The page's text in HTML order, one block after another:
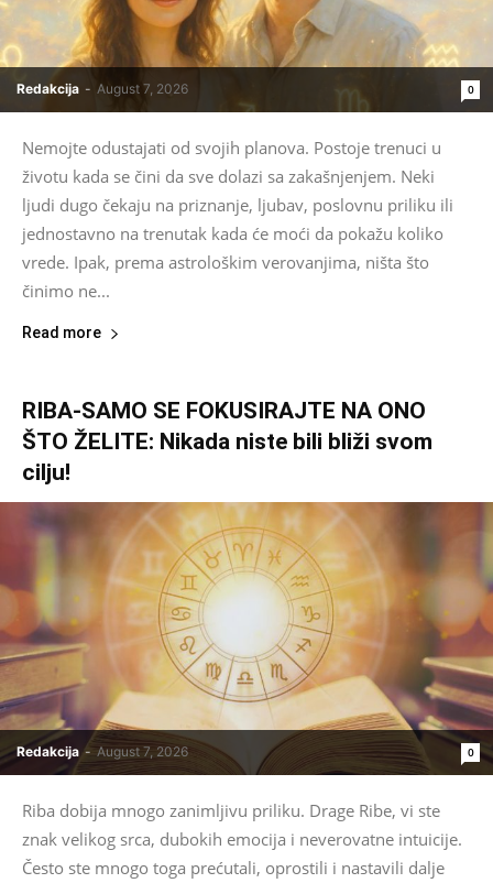
Redakcija - August 7, 2026 0
Nemojte odustajati od svojih planova. Postoje trenuci u
životu kada se čini da sve dolazi sa zakašnjenjem. Neki
ljudi dugo čekaju na priznanje, ljubav, poslovnu priliku ili
jednostavno na trenutak kada će moći da pokažu koliko
vrede. Ipak, prema astrološkim verovanjima, ništa što
činimo ne...
Read more
RIBA-SAMO SE FOKUSIRAJTE NA ONO
ŠTO ŽELITE: Nikada niste bili bliži svom
cilju!
Redakcija - August 7, 2026 0
Riba dobija mnogo zanimljivu priliku. Drage Ribe, vi ste
znak velikog srca, dubokih emocija i neverovatne intuicije.
Često ste mnogo toga prećutali, oprostili i nastavili dalje